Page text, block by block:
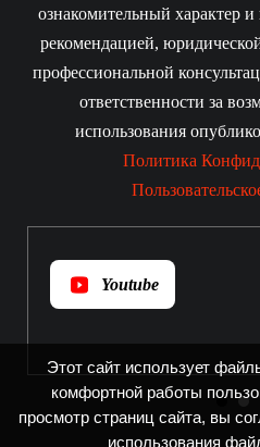
ознакомительный характер
рекомендацией,
профессиональной
ответственности за
использования
Политика
Youtube
Этот сайт использует
комфортной работы
просмотр страниц сайта, вы
использования